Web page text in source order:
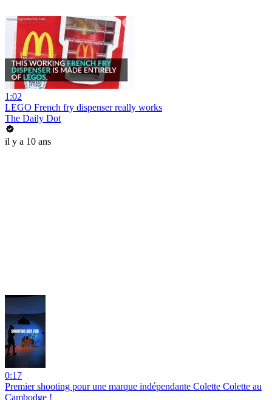
1:02
LEGO French fry dispenser really works
The Daily Dot
il y a 10 ans
0:17
Premier shooting pour une marque indépendante Colette Colette au
Cambodge !